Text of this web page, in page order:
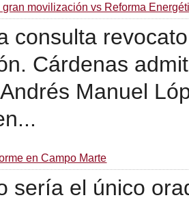
movilización vs Reforma
consulta
Cárdenas
Manuel
en Campo Marte
sería el único